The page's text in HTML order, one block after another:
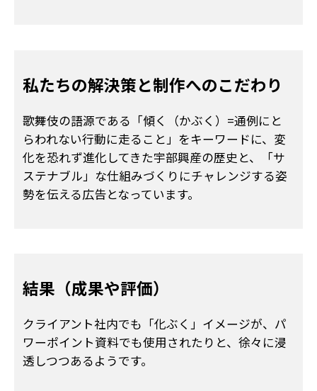
私たちの解決策と制作へのこだわり
歌舞伎の語源である「傾く（かぶく）=通例にと
らわれない行動に走ること」をキーワードに、変
化を恐れず進化してきた宇部興産の歴史と、「サ
ステナブル」な仕組みづくりにチャレンジする姿
勢を伝える広告となっています。
結果（成果や評価）
クライアント社内でも「化ぶく」イメージが、パ
ワーポイント資料でも使用されたりと、徐々に浸
透しつつあるようです。